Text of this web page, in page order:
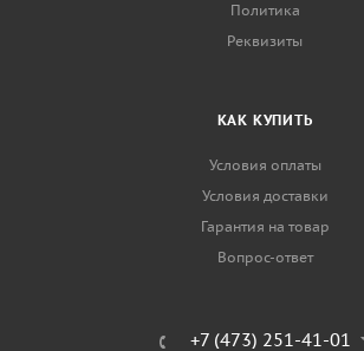
Политика
Реквизиты
КАК КУПИТЬ
Условия оплаты
Условия доставки
Гарантия на товар
Вопрос-ответ
+7 (473) 251-41-01